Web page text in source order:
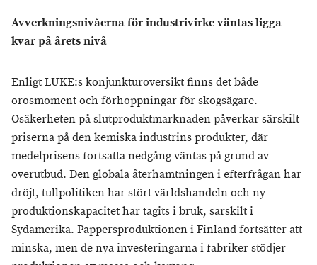
Avverkningsnivåerna för industrivirke väntas ligga
kvar på årets nivå
Enligt LUKE:s konjunkturöversikt finns det både
orosmoment och förhoppningar för skogsägare.
Osäkerheten på slutproduktmarknaden påverkar särskilt
priserna på den kemiska industrins produkter, där
medelprisens fortsatta nedgång väntas på grund av
överutbud. Den globala återhämtningen i efterfrågan har
dröjt, tullpolitiken har stört världshandeln och ny
produktionskapacitet har tagits i bruk, särskilt i
Sydamerika. Pappersproduktionen i Finland fortsätter att
minska, men de nya investeringarna i fabriker stödjer